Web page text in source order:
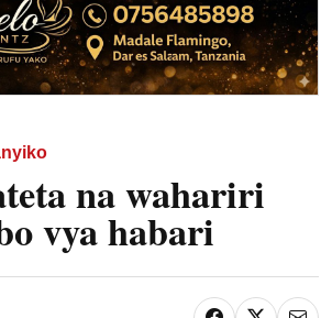
na wahariri
vya habari